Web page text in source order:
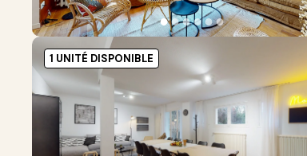
●●●●●●
1 UNITÉ DISPONIBLE